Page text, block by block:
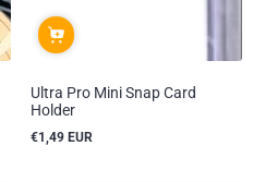
Ultra Pro Mini Snap Card
Holder
Reguliere
€1,49 EUR